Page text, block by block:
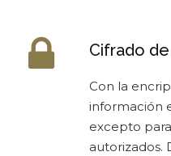
Cifrado
Con la
información
excepto
autorizados.